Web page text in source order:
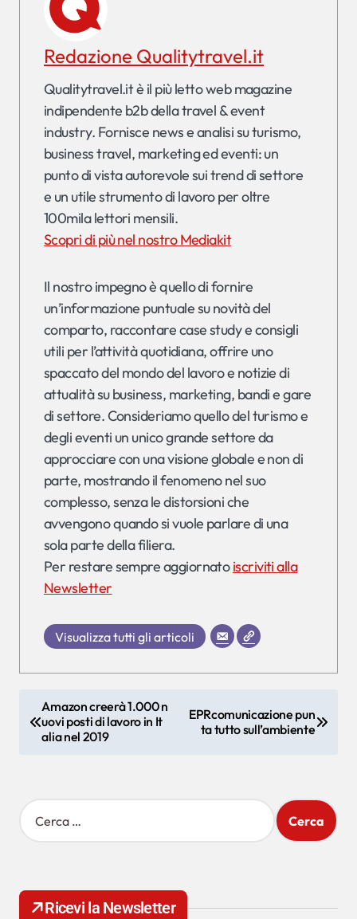
Redazione Qualitytravel.it
Qualitytravel.it è il più letto web magazine
indipendente b2b della travel & event
industry. Fornisce news e analisi su turismo,
business travel, marketing ed eventi: un
punto di vista autorevole sui trend di settore
e un utile strumento di lavoro per oltre
100mila lettori mensili.
Scopri di più nel nostro Mediakit
Il nostro impegno è quello di fornire
un’informazione puntuale su novità del
comparto, raccontare case study e consigli
utili per l’attività quotidiana, offrire uno
spaccato del mondo del lavoro e notizie di
attualità su business, marketing, bandi e gare
di settore. Consideriamo quello del turismo e
degli eventi un unico grande settore da
approcciare con una visione globale e non di
parte, mostrando il fenomeno nel suo
complesso, senza le distorsioni che
avvengono quando si vuole parlare di una
sola parte della filiera.
Per restare sempre aggiornatoiscriviti alla
Newsletter
Visualizza tutti gli articoli
g
a
i
Amazon creerà 1.000 n
uovi posti di lavoro in It
alia nel 2019
EPRcomunicazione pun
ta tutto sull’ambiente
R
i
c
Ricevi la Newsletter